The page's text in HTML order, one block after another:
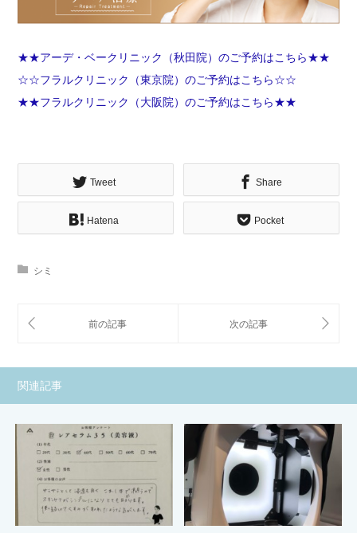
★★アーデ・ベークリニック（秋田院）のご予約はこちら★★
☆☆フラルクリニック（東京院）のご予約はこちら☆☆
★★フラルクリニック（大阪院）のご予約はこちら★★
Tweet Share
Hatena Pocket
シミ
関連記事